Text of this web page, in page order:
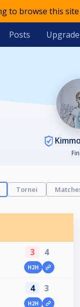
to browse this
Posts Upgrade
Tornei
3 4
H2H
4 3
H2H